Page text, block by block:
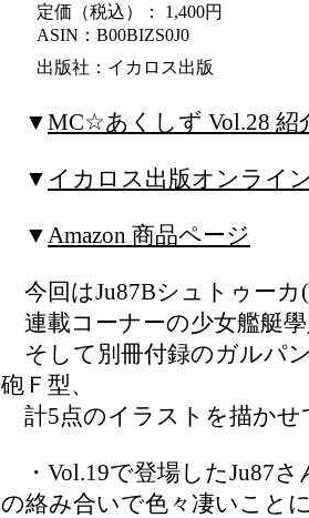
定価（税込）： 1,400円
ASIN：B00BIZS0J0
出版社：イカロス出版
▼MC☆あくしず Vol.28 紹
▼ イカロス出版オンライ
▼ Amazon 商品ページ
今回はJu87Bシュトゥーカ
連載コーナーの少女艦艇
そして別冊付録のガルパ
砲Ｆ型、
計5点のイラストを描かせ
・Vol.19で登場したJu87
の絡み合いで色々凄いこと